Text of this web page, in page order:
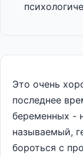
Это очень
последнее
беременных -
называемый,
бороться с